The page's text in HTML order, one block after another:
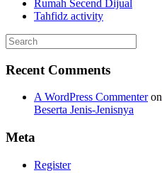
Rumah Secend Dijual
Tahfidz activity
Recent Comments
A WordPress Commenteron
Beserta Jenis-Jenisnya
Meta
Register